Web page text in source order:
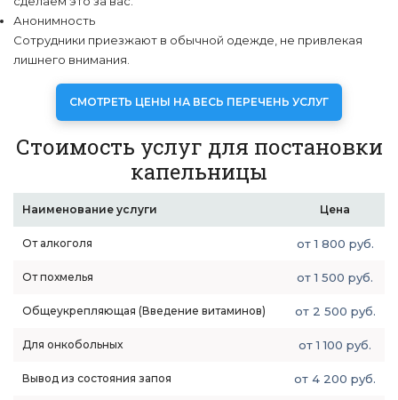
Анонимность
Сотрудники приезжают в обычной одежде, не привлекая
лишнего внимания.
СМОТРЕТЬ ЦЕНЫ НА ВЕСЬ ПЕРЕЧЕНЬ УСЛУГ
Стоимость услуг для постановки
капельницы
Наименование услуги Цена
От алкоголя от 1 800 руб.
От похмелья от 1 500 руб.
Общеукрепляющая (Введение витаминов) от 2 500 руб.
Для онкобольных от 1 100 руб.
Вывод из состояния запоя от 4 200 руб.